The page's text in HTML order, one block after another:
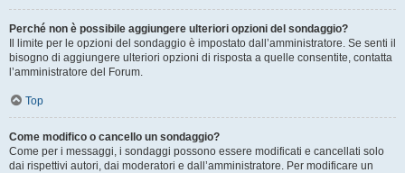
Perché non è possibile aggiungere ulteriori opzioni del sondaggio?
Il limite per le opzioni del sondaggio è impostato dall’amministratore. Se senti il
bisogno di aggiungere ulteriori opzioni di risposta a quelle consentite, contatta
l’amministratore del Forum.
Top
Come modifico o cancello un sondaggio?
Come per i messaggi, i sondaggi possono essere modificati e cancellati solo
dai rispettivi autori, dai moderatori e dall’amministratore. Per modificare un